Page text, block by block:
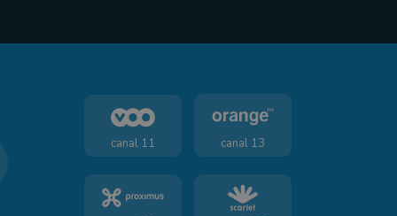
canal 11 canal 13